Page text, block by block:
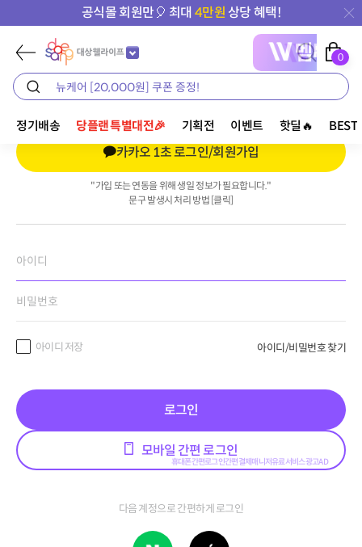
공식몰 회원만🎈 최대 4만원 상당 혜택!
0
정기배송 당플랜 특별대전🎉 기획전 이벤트 핫딜🔥 BEST
로그인
카카오 1초 로그인/회원가입
"가입 또는 연동을 위해 생일 정보가 필요합니다."
문구 발생시 처리 방법 [클릭]
아이디 저장 아이디/비밀번호 찾기
로그인
모바일 간편 로그인
다음 계정으로 간편하게 로그인